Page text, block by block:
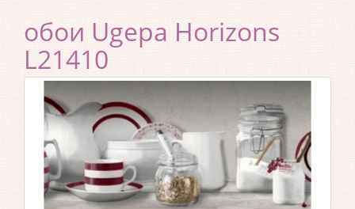
обои Ugepa Horizons
L21410